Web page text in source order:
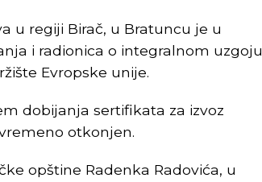
u regiji Birač, u Bratuncu je u
i radionica o integralnom uzgoju
Evropske unije.
dobijanja sertifikata za izvoz
otkonjen.
opštine Radenka Radovića, u